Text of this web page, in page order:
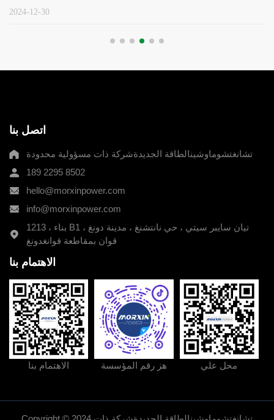
طريقة الاتصال: 189 2295 8502
عنوان الشركة:
1213 ، بناء B1 ، تيان سايبر سيتي ، حي نانتشنغ ، مدينة
دونغ قوان بمقاطعة قوانغدونغ
البريد الإلكتروني:
hello@morxinpower.com
البريد الإلكتروني:
info@morxinpower.com
2024-12-30
اتصل بنا
تشانغتشوماوشينالطاقة الجديدةشركة ذات مسؤولية محدودة
189 2295 8502
hello@morxinpower.com
info@morxinpower.com
1213 ، بناء B1 ، تيان سايبر سيتي ، حي نانتشنغ ، مدينة دونغ
قوان بمقاطعة قوانغدونغ
الاهتمام بنا
الاهتمام بنا هز رقم المؤسسة محل علي